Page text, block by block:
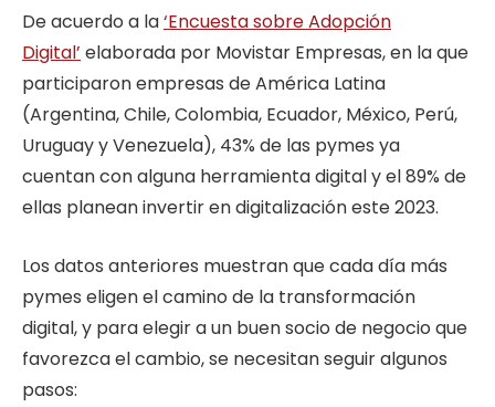
De acuerdo a la‘Encuesta sobre Adopción
Digital’ elaborada por Movistar Empresas, en la que
participaron empresas de América Latina
(Argentina, Chile, Colombia, Ecuador, México, Perú,
Uruguay y Venezuela), 43% de las pymes ya
cuentan con alguna herramienta digital y el 89% de
ellas planean invertir en digitalización este 2023.
Los datos anteriores muestran que cada día más
pymes eligen el camino de la transformación
digital, y para elegir a un buen socio de negocio que
favorezca el cambio, se necesitan seguir algunos
pasos: